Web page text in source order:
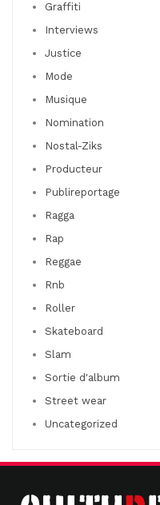
Graffiti
Interviews
Justice
Mode
Musique
Nomination
Nostal-Ziks
Producteur
Publireportage
Ragga
Rap
Reggae
Rnb
Roller
Skateboard
Slam
Sortie d'album
Street wear
Uncategorized